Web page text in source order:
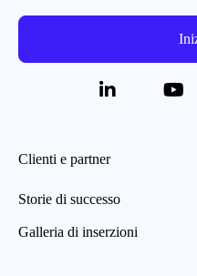
Clienti e partner
Storie di successo
Galleria di inserzioni